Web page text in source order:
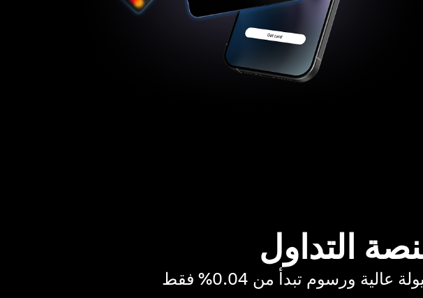
التداول
عالية ورسوم تبدأ من 0.04% فقط